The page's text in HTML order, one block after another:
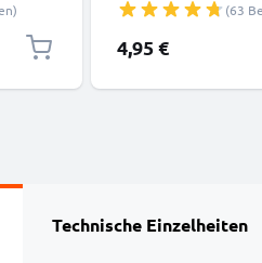
Ladekabel 1m 1A
schwarz
(63
4,95 €
Technische Einzelheiten